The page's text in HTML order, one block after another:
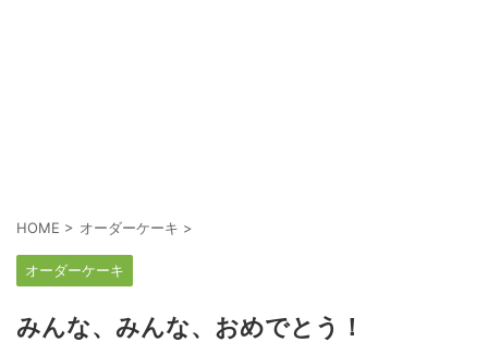
HOME > オーダーケーキ >
オーダーケーキ
みんな、みんな、おめでとう！